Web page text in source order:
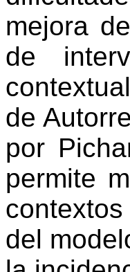
mejora
de
de
por
permite
del